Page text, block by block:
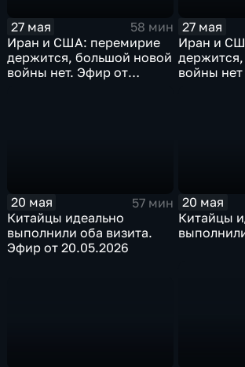
27 мая
58 мин
Иран и США: перемирие
держится, большой новой
войны нет. Эфир от
27 мая
Иран и
войны нет
20 мая
57 мин
Китайцы идеально
выполнили оба визита.
Эфир от 20.05.2026
20 мая
Китайцы